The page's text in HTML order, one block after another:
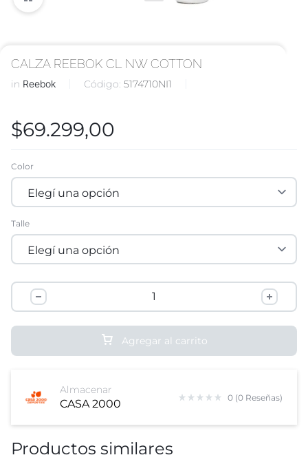
CALZA REEBOK CL NW COTTON
in Reebok Código: 5174710NI1
$69.299,00
Color
Talle
Agregar al carrito
Almacenar
CASA 2000 0 (0 Reseñas)
Productos similares